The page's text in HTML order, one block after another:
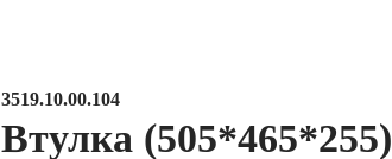
3519.10.00.104
Втулка (505*465*255)